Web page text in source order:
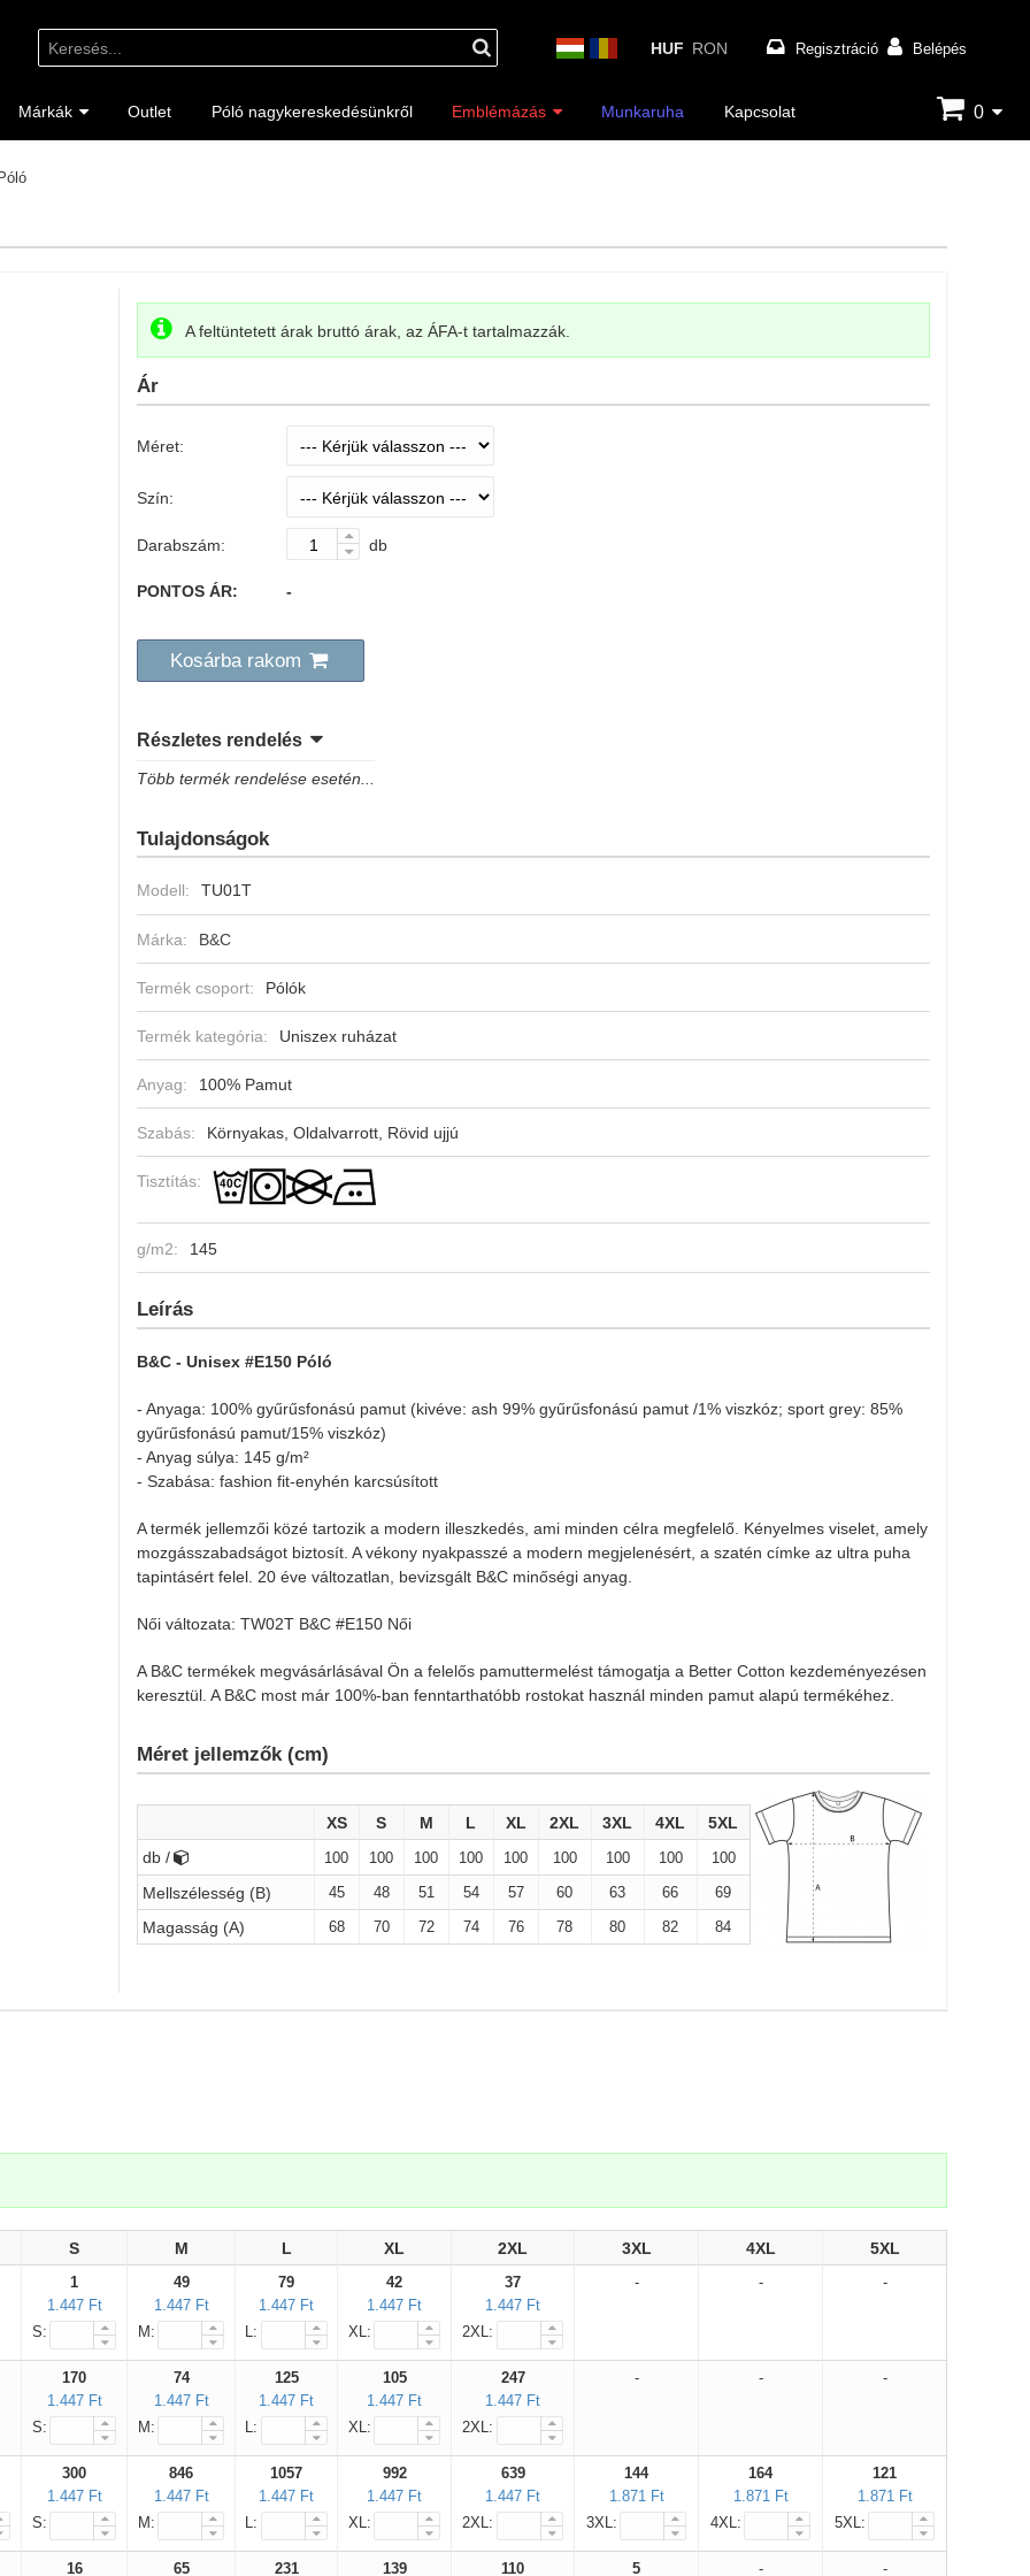
HUF RON Regisztráció Belépés
Márkák Outlet Póló nagykereskedésünkről Emblémázás Munkaruha Kapcsolat 0
A feltüntetett árak bruttó árak, az ÁFA-t tartalmazzák.
Ár
Méret:
Szín:
Darabszám: db
PONTOS ÁR: -
Kosárba rakom
Részletes rendelés
Több termék rendelése esetén...
Tulajdonságok
Modell: TU01T
Márka: B&C
Termék csoport: Pólók
Termék kategória: Uniszex ruházat
Anyag: 100% Pamut
Szabás: Környakas, Oldalvarrott, Rövid ujjú
Tisztítás:
g/m2: 145
Leírás
B&C - Unisex #E150 Póló
- Anyaga: 100% gyűrűsfonású pamut (kivéve: ash 99% gyűrűsfonású pamut /1% viszkóz; sport grey: 85%
gyűrűsfonású pamut/15% viszkóz)
- Anyag súlya: 145 g/m²
- Szabása: fashion fit-enyhén karcsúsított
A termék jellemzői közé tartozik a modern illeszkedés, ami minden célra megfelelő. Kényelmes viselet, amely
mozgásszabadságot biztosít. A vékony nyakpasszé a modern megjelenésért, a szatén címke az ultra puha
tapintásért felel. 20 éve változatlan, bevizsgált B&C minőségi anyag.
Női változata: TW02T B&C #E150 Női
A B&C termékek megvásárlásával Ön a felelős pamuttermelést támogatja a Better Cotton kezdeményezésen
keresztül. A B&C most már 100%-ban fenntarthatóbb rostokat használ minden pamut alapú termékéhez.
Méret jellemzők (cm)
XS S M L XL 2XL 3XL 4XL
5XL
db /
100 100 100 100 100 100 100 100 100
Mellszélesség (B) 45 48 51 54 57 60 63 66 69
Magasság (A) 68 70 72 74 76 78 80 82 84
S M L XL 2XL 3XL 4XL 5XL
1
1.447 Ft
S:
49
1.447 Ft
M:
79
1.447 Ft
L:
42
1.447 Ft
XL:
37
1.447 Ft
2XL:
- - -
170
1.447 Ft
S:
74
1.447 Ft
M:
125
1.447 Ft
L:
105
1.447 Ft
XL:
247
1.447 Ft
2XL:
- - -
300
1.447 Ft
S:
846
1.447 Ft
M:
1057
1.447 Ft
L:
992
1.447 Ft
XL:
639
1.447 Ft
2XL:
144
1.871 Ft
3XL:
164
1.871 Ft
4XL:
121
1.871 Ft
5XL:
16
65
231
139
110
5
- -
Fennakadás
Kedves partnereink!
A nyári dömpig beköszöntével, a
megnövekedett igények miatt
a másnapi teljesítést akkor tudjuk
nagyobb biztonsággal ígérni, ha a rendelés